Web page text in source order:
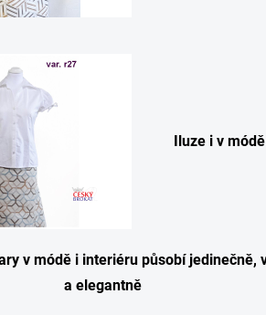
Iluze i v módě
v módě i interiéru působí jedinečně,
a elegantně